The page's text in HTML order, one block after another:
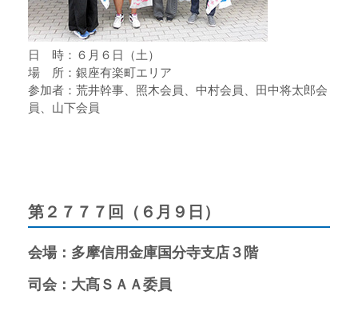
日 時：６月６日（土）
場 所：銀座有楽町エリア
参加者：荒井幹事、照木会員、中村会員、田中将太郎会
員、山下会員
第２７７７回（６月９日）
会場：多摩信用金庫国分寺支店３階
司会：大髙ＳＡＡ委員